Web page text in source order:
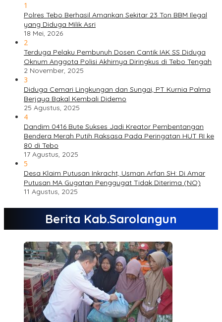
1
Polres Tebo Berhasil Amankan Sekitar 23 Ton BBM Ilegal
yang Diduga Milik Asri
18 Mei, 2026
2
Terduga Pelaku Pembunuh Dosen Cantik IAK SS Diduga
Oknum Anggota Polisi Akhirnya Diringkus di Tebo Tengah
2 November, 2025
3
Diduga Cemari Lingkungan dan Sungai, PT Kurnia Palma
Berjaya Bakal Kembali Didemo
25 Agustus, 2025
4
Dandim 0416 Bute Sukses Jadi Kreator Pembentangan
Bendera Merah Putih Raksasa Pada Peringatan HUT RI ke
80 di Tebo
17 Agustus, 2025
5
Desa Klaim Putusan Inkracht, Usman Arfan SH: Di Amar
Putusan MA Gugatan Penggugat Tidak Diterima (NO)
11 Agustus, 2025
Berita Kab.Sarolangun